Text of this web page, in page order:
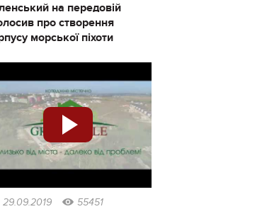
на передовій
про створення
морської піхоти
29.09.2019 55451